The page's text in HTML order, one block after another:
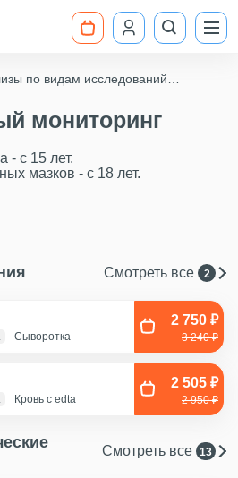
по видам исследований
мониторинг
- c 15 лет.
мазков - с 18 лет.
Смотреть все 2
Сыворотка
2 750 ₽
3 240 ₽
Кровь с edta
2 505 ₽
2 950 ₽
Смотреть все 13